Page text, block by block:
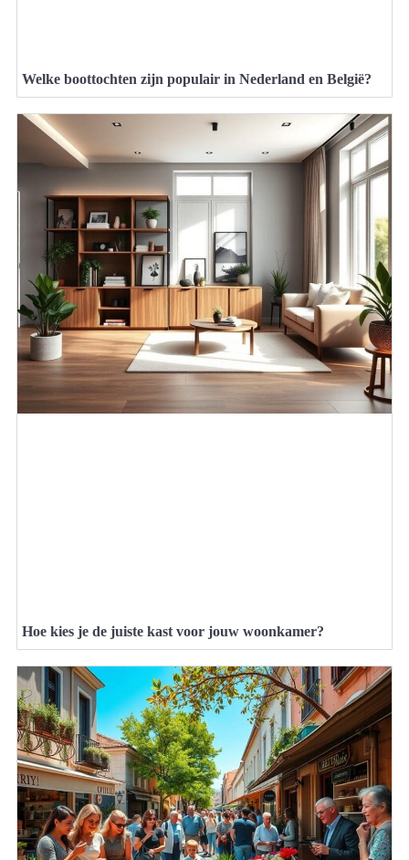
Welke boottochten zijn populair in Nederland en België?
Hoe kies je de juiste kast voor jouw woonkamer?